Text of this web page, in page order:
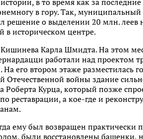
в то время как за последние
в гору. Так,
решение о выделении 20 млн. леев
в историческом центре.
Карла Шмидта. На этом
работали над проектом
его втором этаже разместилась
войны здание
Роберта Курца, который позже
реставрации, а кое-где и
ему был возвращен практически
были восстановлены башенки,